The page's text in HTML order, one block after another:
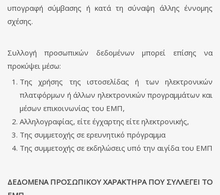
υπογραφή σύμβασης ή κατά τη σύναψη άλλης έννομης
σχέσης.
Συλλογή προσωπικών δεδομένων μπορεί επίσης να
προκύψει μέσω:
Της χρήσης της ιστοσελίδας ή των ηλεκτρονικών
πλατφόρμων ή άλλων ηλεκτρονικών προγραμμάτων και
μέσων επικοινωνίας του ΕΜΠ,
Αλληλογραφίας, είτε έγχαρτης είτε ηλεκτρονικής,
Της συμμετοχής σε ερευνητικό πρόγραμμα
Της συμμετοχής σε εκδηλώσεις υπό την αιγίδα του ΕΜΠ
ΔΕΔΟΜΕΝΑ ΠΡΟΣΩΠΙΚΟΥ ΧΑΡΑΚΤΗΡΑ ΠΟΥ ΣΥΛΛΕΓΕΙ ΤΟ